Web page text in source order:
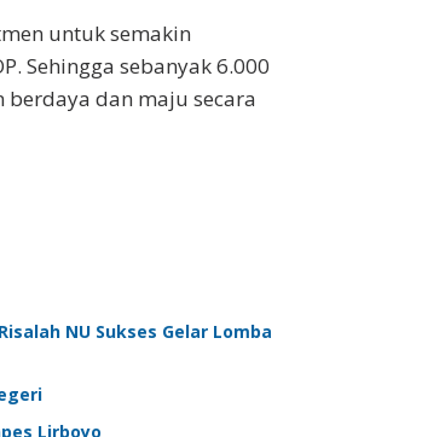
untuk semakin
Sehingga sebanyak 6.000
berdaya dan maju secara
NU Sukses Gelar Lomba
Lirboyo